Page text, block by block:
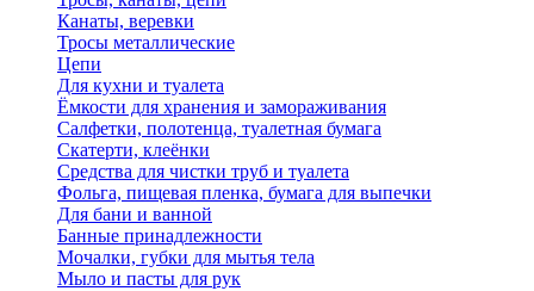
Канаты, веревки
Тросы металлические
Цепи
Для кухни и туалета
Ёмкости для хранения и замораживания
Салфетки, полотенца, туалетная бумага
Скатерти, клеёнки
Средства для чистки труб и туалета
Фольга, пищевая пленка, бумага для выпечки
Для бани и ванной
Банные принадлежности
Мочалки, губки для мытья тела
Мыло и пасты для рук